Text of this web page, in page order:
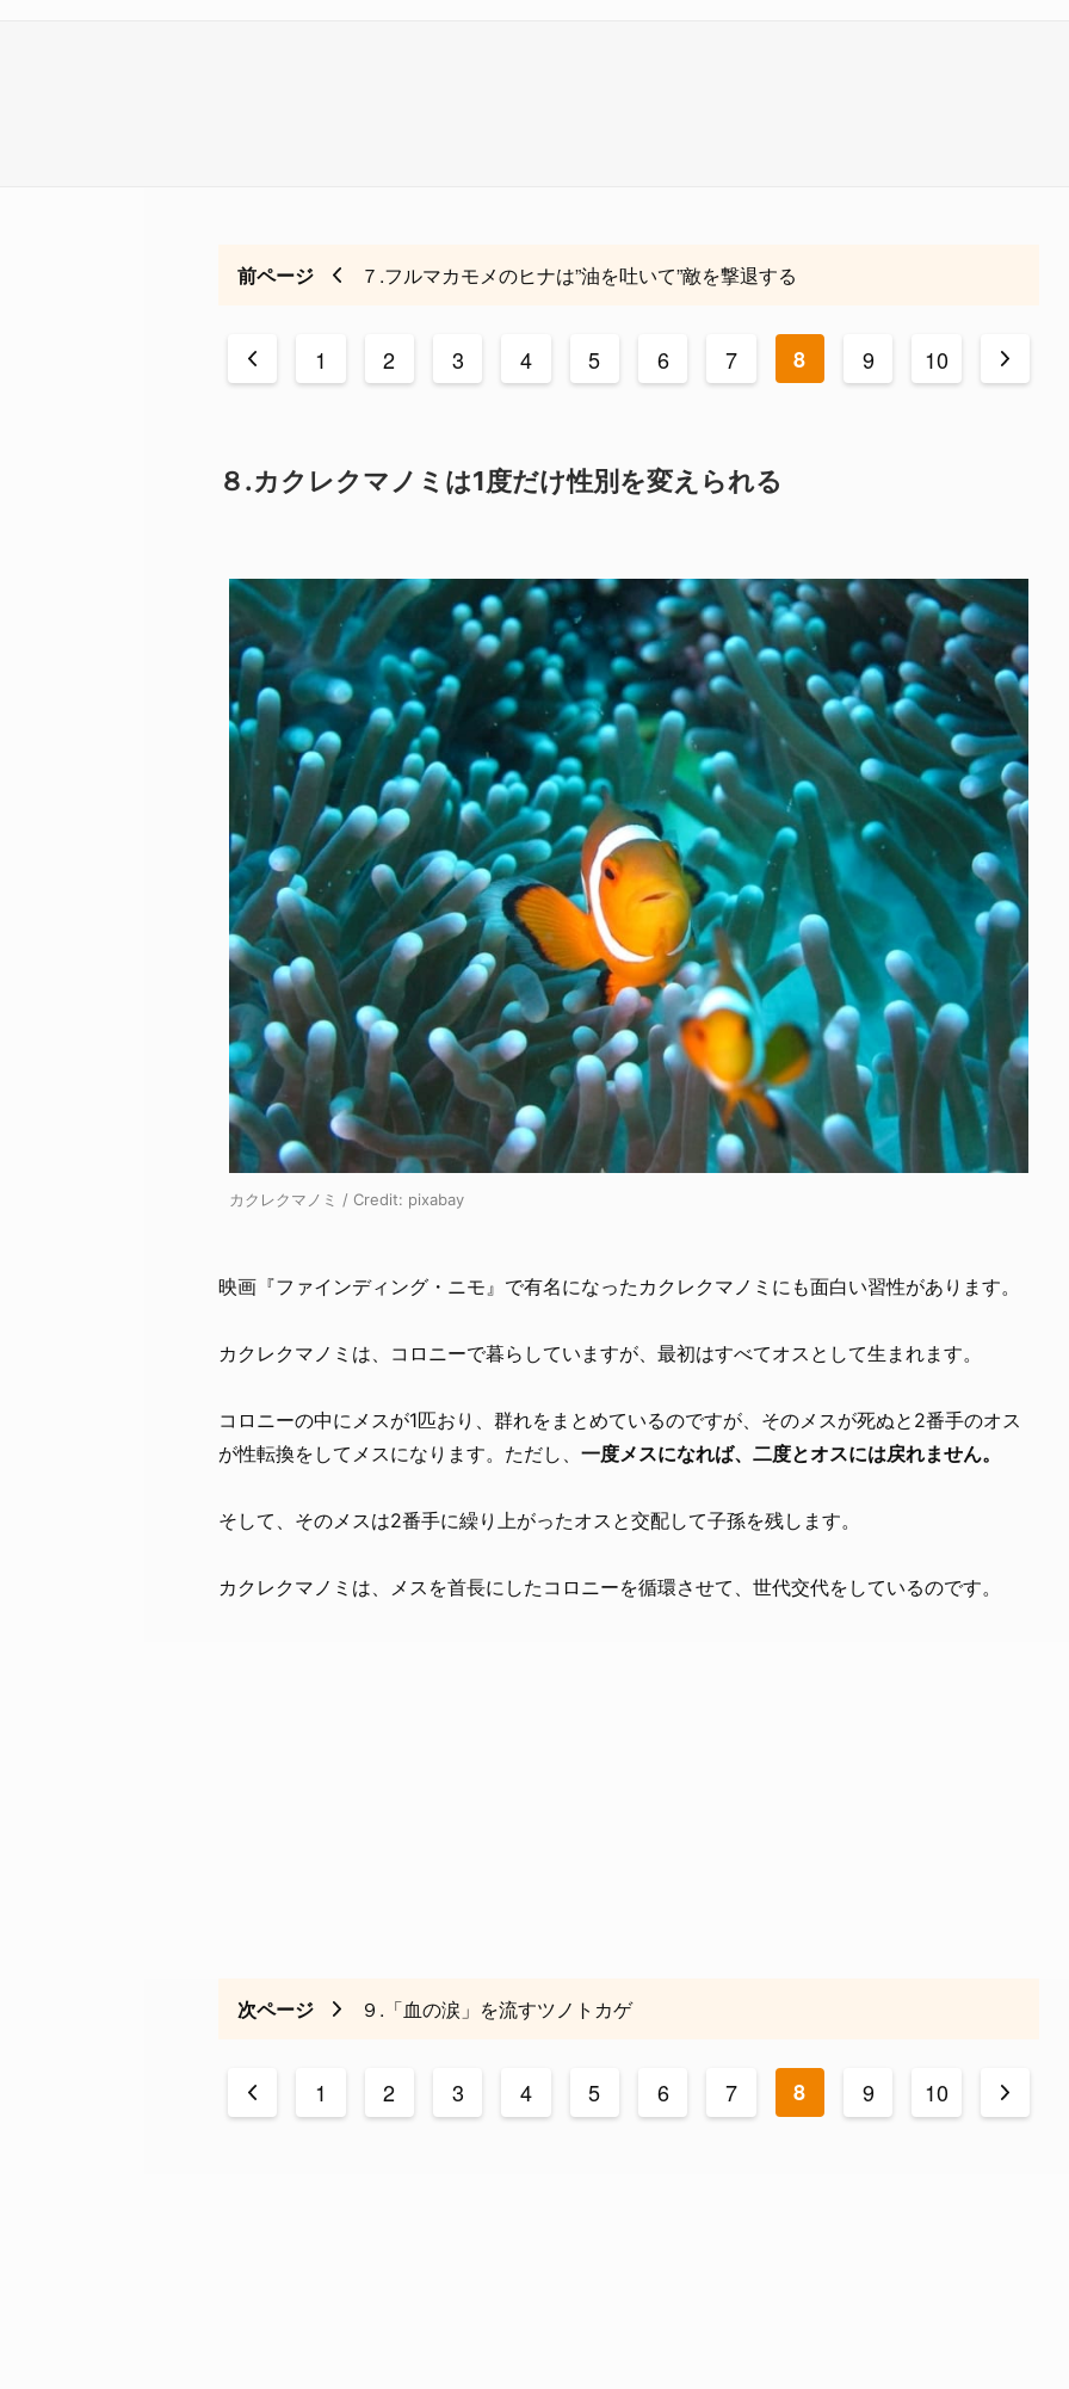
前ページ ７.フルマカモメのヒナは”油を吐いて”敵を撃退する
< 1 2 3 4 5 6 7 8 9 10 >
８.カクレクマノミは1度だけ性別を変えられる
カクレクマノミ / Credit: pixabay
映画『ファインディング・ニモ』で有名になったカクレクマノミにも面白い習性があります。
カクレクマノミは、コロニーで暮らしていますが、最初はすべてオスとして生まれます。
コロニーの中にメスが1匹おり、群れをまとめているのですが、そのメスが死ぬと2番手のオス
が性転換をしてメスになります。ただし、 一度メスになれば、二度とオスには戻れません。
そして、そのメスは2番手に繰り上がったオスと交配して子孫を残します。
カクレクマノミは、メスを首長にしたコロニーを循環させて、世代交代をしているのです。
次ページ ９.「血の涙」を流すツノトカゲ
< 1 2 3 4 5 6 7 8 9 10 >